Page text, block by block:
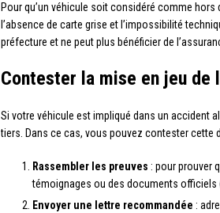
Pour qu’un véhicule soit considéré comme
l’absence de carte grise et l’impossibilité
préfecture et ne peut plus bénéficier de
Contester la mise en jeu
Si votre véhicule est impliqué dans un accident
tiers. Dans ce cas, vous pouvez contester cette
Rassembler les preuves : pour prouver
témoignages ou des documents
Envoyer une lettre recommandée :